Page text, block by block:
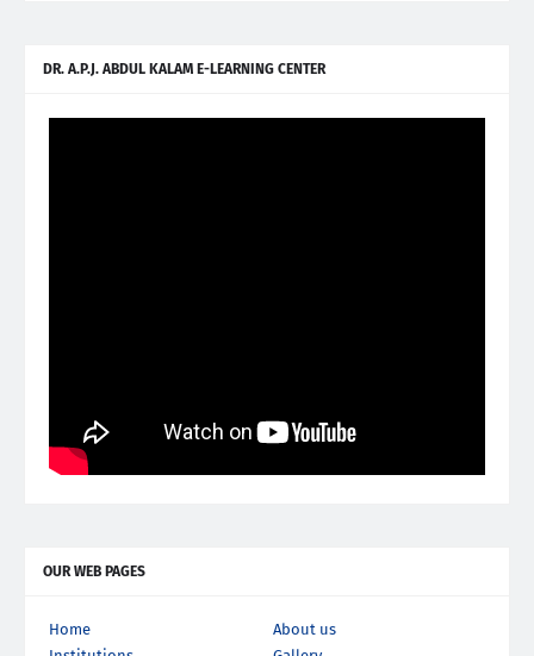
DR. A.P.J. ABDUL KALAM E-LEARNING CENTER
OUR WEB PAGES
Home
About us